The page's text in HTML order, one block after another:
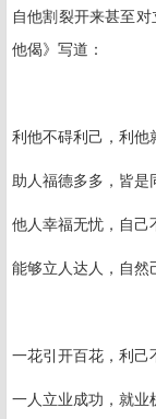
自他割裂开来甚至
他偈》写道：
利他不碍利己，利他
助人福德多多，皆是
他人幸福无忧，自己
能够立人达人，自然
一花引开百花，利己
一人立业成功，就业